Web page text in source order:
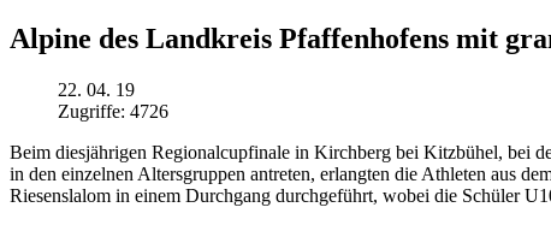
Alpine des Landkreis Pfaffenhofens mit
22. 04. 19
Zugriffe: 4726
Beim diesjährigen Regionalcupfinale in Kirchberg bei Kitzbühel, bei
in den einzelnen Altersgruppen antreten, erlangten die Athleten aus
Riesenslalom in einem Durchgang durchgeführt, wobei die Schüler